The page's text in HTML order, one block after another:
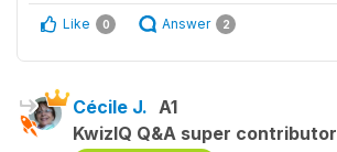
Like 0 Answer 2
Cécile J. A1
KwizIQ Q&A super contributor